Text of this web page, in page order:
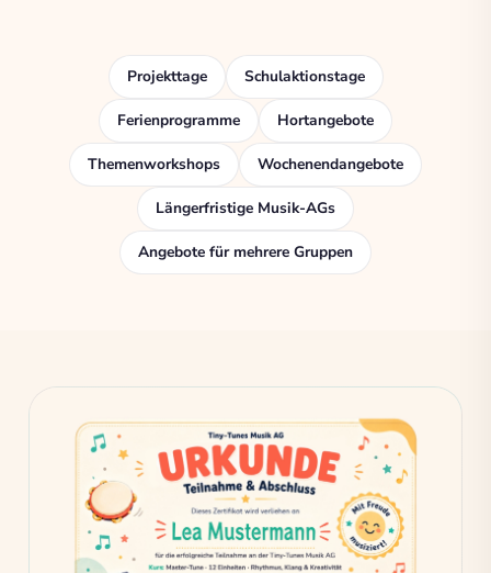
Projekttage Schulaktionstage
Ferienprogramme Hortangebote
Themenworkshops Wochenendangebote
Längerfristige Musik-AGs
Angebote für mehrere Gruppen